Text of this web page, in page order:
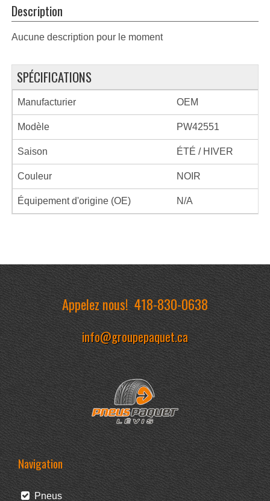
Description
Aucune description pour le moment
SPÉCIFICATIONS
Manufacturier OEM
Modèle PW42551
Saison ÉTÉ / HIVER
Couleur NOIR
Équipement d'origine (OE) N/A
Appelez nous!418-830-0638
info@groupepaquet.ca
Navigation
Pneus